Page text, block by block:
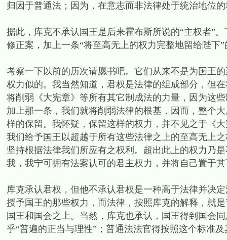
归因于普通法；因为，在意志而非法律处于统治地位
据此，库克不承认国王是后来霍布斯所说的“主权者”
修正案，加上一条“将至高无上的权力完整地留给陛下
考察一下以前的历次请愿书吧。它们从来不是为国王
权力似的。我当然知道，君权是法律的组成部分，但
将削弱《大宪章》等所有其它制成法的力量，因为这
加上那一条，我们就将削弱法律的根基，因而，整
样的保留。我怀疑，保留这样的权力，并不见之于《
我们给予国王以超越于所有这些法律之上的至高无上
坚持根据法律我们所应有之权利。超出此上的权力乃
我，我宁可拥有法案认可的君主权力，并将自己置于
库克承认君权，但他不承认君权是一种高于法律并决
授予国王的那些权力，而法律，按照库克的解释，就
国王和国会之上。当然，库克也承认，国王得到国会
乎“普遍的正当与理性”；普通法法官得按照这个标准